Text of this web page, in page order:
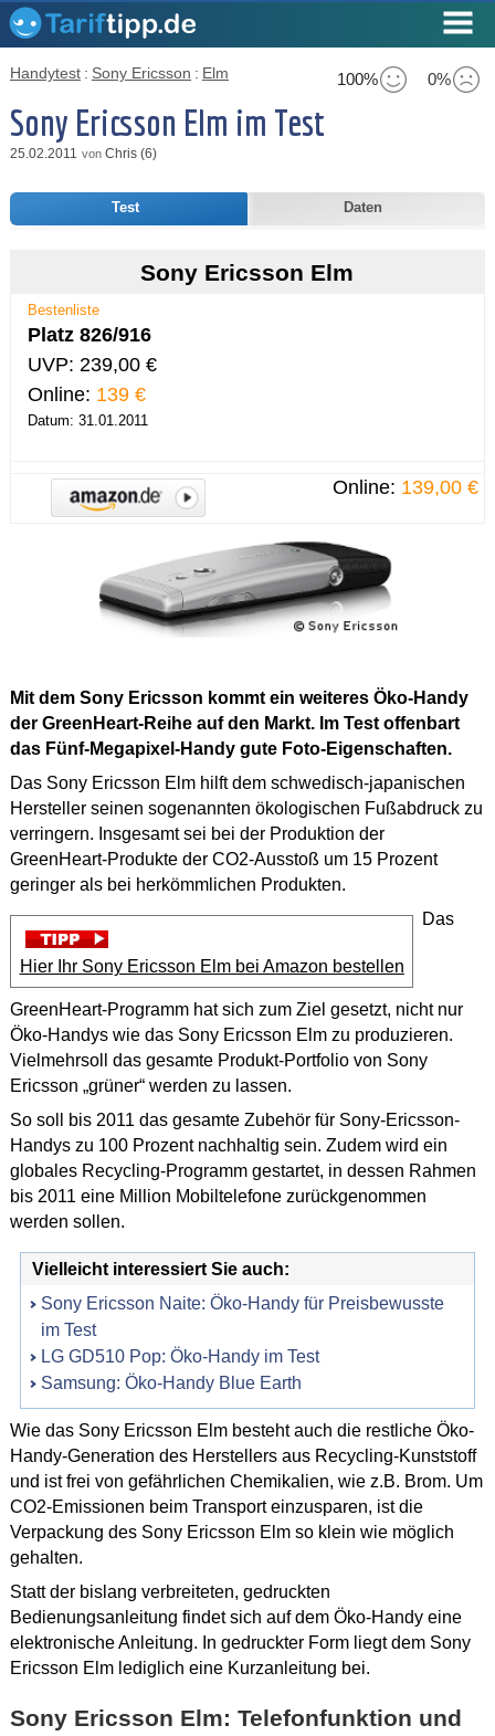
100% 0%
Handytest : Sony Ericsson : Elm
Sony Ericsson Elm im Test
25.02.2011 von Chris (6)
Test Daten
Sony Ericsson Elm
Bestenliste
Platz 826/916
UVP: 239,00 €
Online: 139 €
Datum: 31.01.2011
Online: 139,00 €
Mit dem Sony Ericsson kommt ein weiteres Öko-Handy
der GreenHeart-Reihe auf den Markt. Im Test offenbart
das Fünf-Megapixel-Handy gute Foto-Eigenschaften.
Das Sony Ericsson Elm hilft dem schwedisch-japanischen
Hersteller seinen sogenannten ökologischen Fußabdruck zu
verringern. Insgesamt sei bei der Produktion der
GreenHeart-Produkte der CO2-Ausstoß um 15 Prozent
geringer als bei herkömmlichen Produkten.
Hier Ihr Sony Ericsson Elm bei Amazon bestellen
Das
GreenHeart-Programm hat sich zum Ziel gesetzt, nicht nur
Öko-Handys wie das Sony Ericsson Elm zu produzieren.
Vielmehrsoll das gesamte Produkt-Portfolio von Sony
Ericsson „grüner“ werden zu lassen.
So soll bis 2011 das gesamte Zubehör für Sony-Ericsson-
Handys zu 100 Prozent nachhaltig sein. Zudem wird ein
globales Recycling-Programm gestartet, in dessen Rahmen
bis 2011 eine Million Mobiltelefone zurückgenommen
werden sollen.
Vielleicht interessiert Sie auch:
Sony Ericsson Naite: Öko-Handy für Preisbewusste
im Test
LG GD510 Pop: Öko-Handy im Test
Samsung: Öko-Handy Blue Earth
Wie das Sony Ericsson Elm besteht auch die restliche Öko-
Handy-Generation des Herstellers aus Recycling-Kunststoff
und ist frei von gefährlichen Chemikalien, wie z.B. Brom. Um
CO2-Emissionen beim Transport einzusparen, ist die
Verpackung des Sony Ericsson Elm so klein wie möglich
gehalten.
Statt der bislang verbreiteten, gedruckten
Bedienungsanleitung findet sich auf dem Öko-Handy eine
elektronische Anleitung. In gedruckter Form liegt dem Sony
Ericsson Elm lediglich eine Kurzanleitung bei.
Sony Ericsson Elm: Telefonfunktion und